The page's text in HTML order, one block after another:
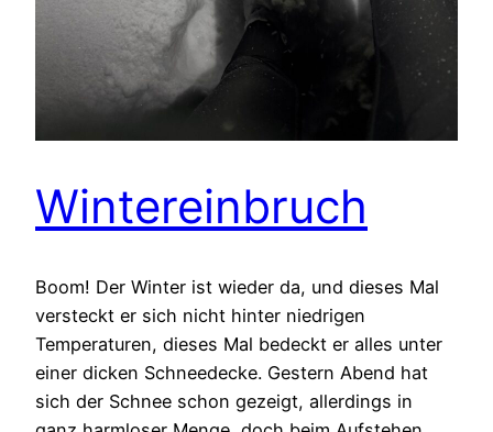
Wintereinbruch
Boom! Der Winter ist wieder da, und dieses Mal
versteckt er sich nicht hinter niedrigen
Temperaturen, dieses Mal bedeckt er alles unter
einer dicken Schneedecke. Gestern Abend hat
sich der Schnee schon gezeigt, allerdings in